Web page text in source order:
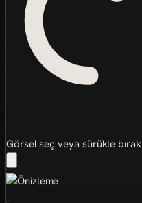
Görsel seç veya sürükle bırak